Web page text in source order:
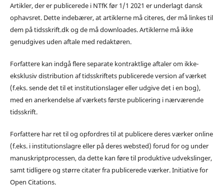
Artikler, der er publicerede i NTfK før 1/1 2021 er underlagt dansk
ophavsret. Dette indebærer, at artiklerne må citeres, der må linkes til
dem på tidsskrift.dk og de må downloades. Artiklerne må ikke
genudgives uden aftale med redaktøren.
Forfattere kan indgå flere separate kontraktlige aftaler om ikke-
eksklusiv distribution af tidsskriftets publicerede version af værket
(f.eks. sende det til et institutionslager eller udgive det i en bog),
med en anerkendelse af værkets første publicering i nærværende
tidsskrift.
Forfattere har ret til og opfordres til at publicere deres værker online
(f.eks. i institutionslagre eller på deres websted) forud for og under
manuskriptprocessen, da dette kan føre til produktive udvekslinger,
samt tidligere og større citater fra publicerede værker. Initiative for
Open Citations.